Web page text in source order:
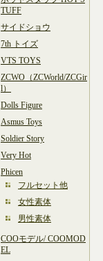
TUFF
サイドショウ
7th トイズ
VTS TOYS
ZCWO（ZCWorld/ZCGir
l）
Dolls Figure
Asmus Toys
Soldier Story
Very Hot
Phicen
フルセット他
女性素体
男性素体
COOモデル/ COOMOD
EL